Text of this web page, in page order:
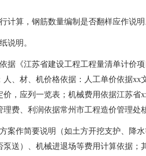
计算，钢筋数量编制是否翻样应作说明
说明。
据《江苏省建设工程工程量清单计价
、材、机价格依据：人工单价依据xx
，应列一览表；机械费用依据江苏省
费、利润依据常州市工程造价管理处
案作简要说明（如土方开挖支护、降
送）、机械进退场等费用计算依据；